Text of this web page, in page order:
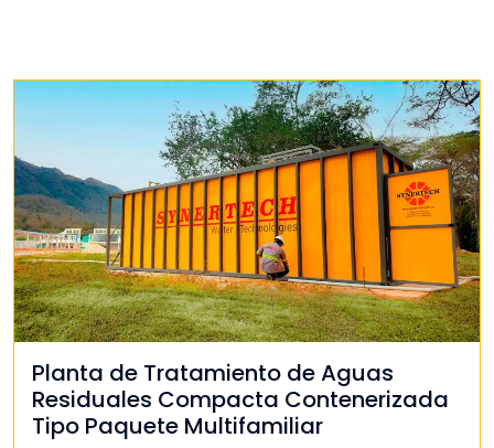
Planta de Tratamiento de Aguas
Residuales Compacta Contenerizada
Tipo Paquete Multifamiliar